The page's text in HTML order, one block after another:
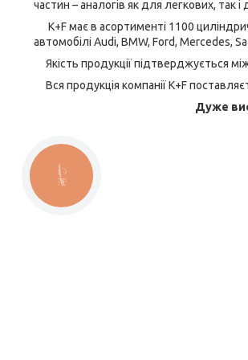
частин – аналогів як для легкових, так
K+F має в асортименті 1100
автомобілі Audi, BMW, Ford, Mercedes,
Якість продукції підтверджується
Вся продукція компанії K+F
Дуже
КНОПКА
ЗВ'ЯЗКУ